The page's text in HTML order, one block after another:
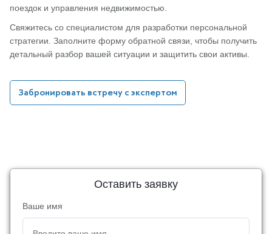
поездок и управления недвижимостью.
Свяжитесь со специалистом для разработки персональной
стратегии. Заполните форму обратной связи, чтобы получить
детальный разбор вашей ситуации и защитить свои активы.
Забронировать встречу с экспертом
Оставить заявку
Ваше имя